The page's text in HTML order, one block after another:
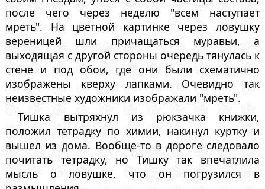
после чего через неделю "всем наступает
мреть". На цветной картинке через ловушку
вереницей шли причащаться муравьи, а
выходящая с другой стороны очередь тянулась к
стене и под обои, где они были схематично
изображены кверху лапками. Очевидно так
неизвестные художники изображали "мреть".
Тишка вытряхнул из рюкзачка книжки,
положил тетрадку по химии, накинул куртку и
вышел из дома. Вообще-то в дороге следовало
почитать тетрадку, но Тишку так впечатлила
мысль о ловушке, что он погрузился в